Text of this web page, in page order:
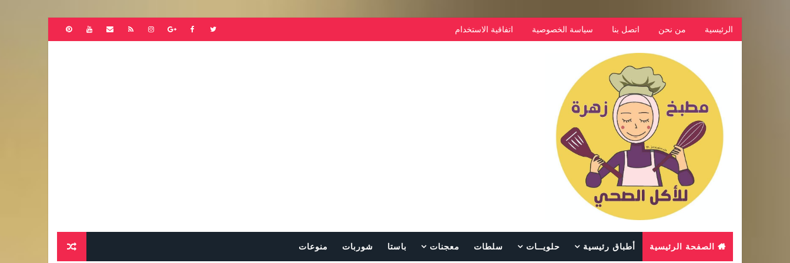
الرئيسية من نحن اتصل بنا سياسة الخصوصية اتفاقية الاستخدام
الصفحة الرئيسية أطباق رئيسية حلويــات سلطات معجنات باستا شوربات منوعات